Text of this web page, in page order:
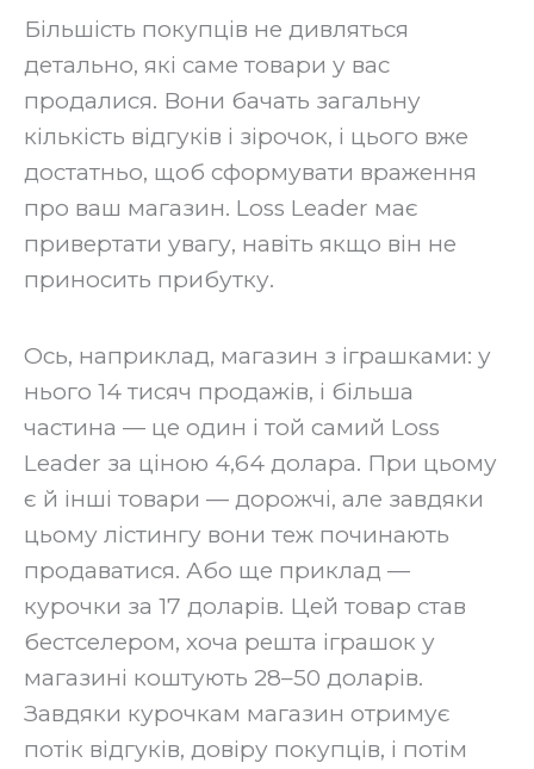
‍Більшість покупців не дивляться
детально, які саме товари у вас
продалися. Вони бачать загальну
кількість відгуків і зірочок, і цього вже
достатньо, щоб сформувати враження
про ваш магазин. Loss Leader має
привертати увагу, навіть якщо він не
приносить прибутку.
‍Ось, наприклад, магазин з іграшками: у
нього 14 тисяч продажів, і більша
частина — це один і той самий Loss
Leader за ціною 4,64 долара. При цьому
є й інші товари — дорожчі, але завдяки
цьому лістингу вони теж починають
продаватися. Або ще приклад —
курочки за 17 доларів. Цей товар став
бестселером, хоча решта іграшок у
магазині коштують 28–50 доларів.
Завдяки курочкам магазин отримує
потік відгуків, довіру покупців, і потім